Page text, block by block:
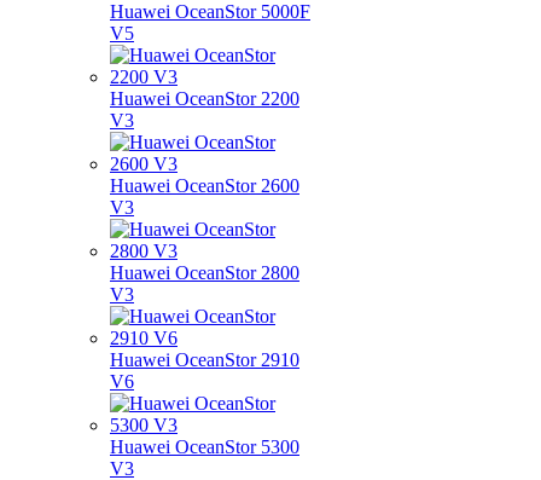
Huawei OceanStor 5000F
V5
Huawei OceanStor 2200
V3
Huawei OceanStor 2600
V3
Huawei OceanStor 2800
V3
Huawei OceanStor 2910
V6
Huawei OceanStor 5300
V3